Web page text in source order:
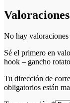
Valoraciones
No hay valoraciones
Sé el primero en
hook – gancho
Tu dirección de
obligatorios están